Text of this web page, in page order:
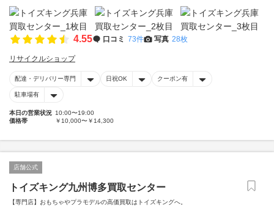
4.55 口コミ 73件 写真 28枚
リサイクルショップ
配達・デリバリー専門 日祝OK クーポン有
駐車場有
本日の営業状況 10:00〜19:00
価格帯
￥10,000〜￥14,300
店舗公式
トイズキング九州博多買取センター
【専門店】おもちゃやプラモデルの高価買取はトイズキングへ。‎